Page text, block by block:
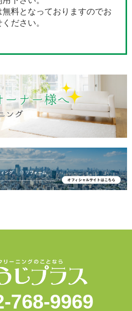
料となっておりますのでお
ださい。
768-9969